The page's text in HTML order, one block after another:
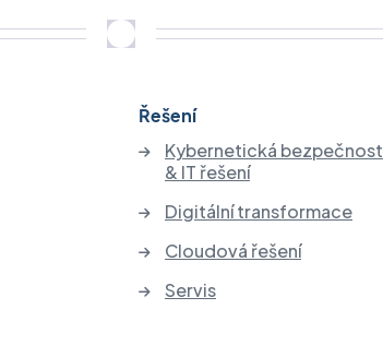
Řešení
Kybernetická bezpečnost
& IT řešení
Digitální transformace
Cloudová řešení
Servis